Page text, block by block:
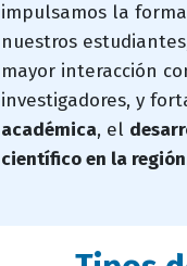
impulsamos la
nuestros
mayor interacción
investigadores, y
académica, el
científico en la región